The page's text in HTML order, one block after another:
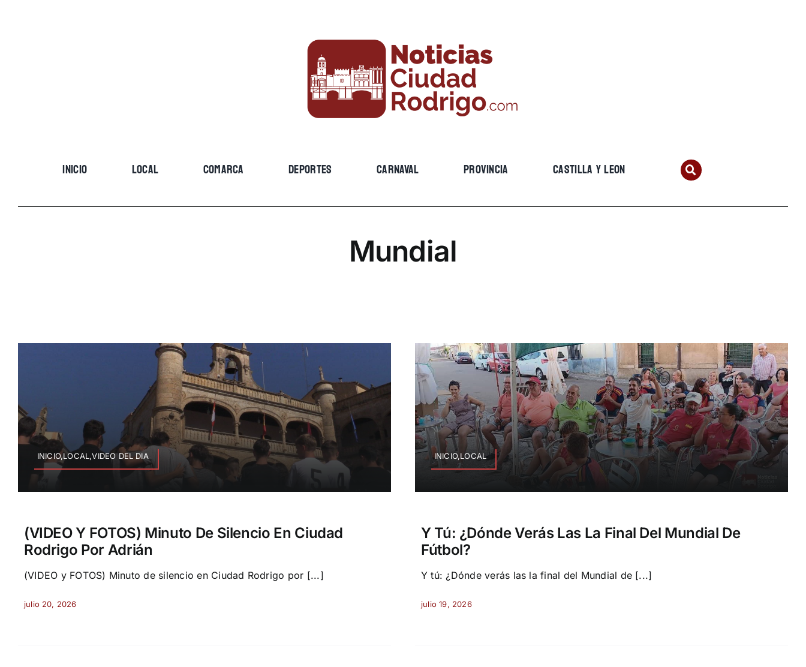
INICIO LOCAL COMARCA DEPORTES CARNAVAL PROVINCIA CASTILLA Y LEON
Mundial
INICIO,LOCAL,VIDEO DEL DIA
(VIDEO Y FOTOS) Minuto De Silencio En Ciudad
Rodrigo Por Adrián
(VIDEO y FOTOS) Minuto de silencio en Ciudad Rodrigo por [...]
julio 20, 2026
INICIO,LOCAL
Y Tú: ¿Dónde Verás Las La Final Del Mundial De
Fútbol?
Y tú: ¿Dónde verás las la final del Mundial de [...]
julio 19, 2026